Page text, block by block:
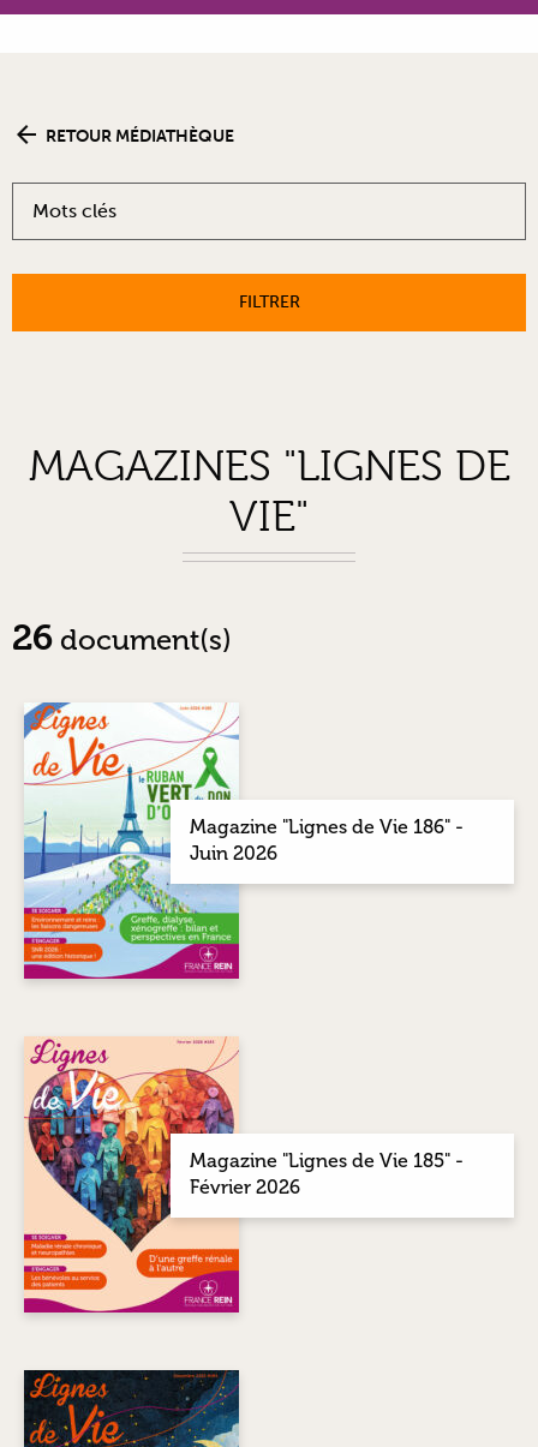
RETOUR MÉDIATHÈQUE
Mots clés
FILTRER
MAGAZINES "LIGNES DE
VIE"
26 document(s)
Magazine "Lignes de Vie 186" -
Juin 2026
Magazine "Lignes de Vie 185" -
Février 2026